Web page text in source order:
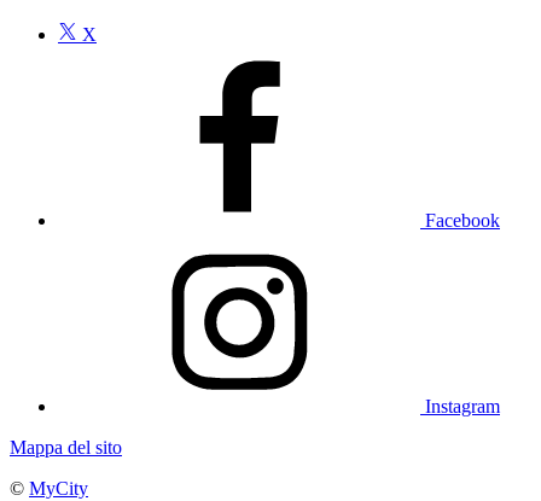
X
Facebook
Instagram
Mappa del sito
© MyCity